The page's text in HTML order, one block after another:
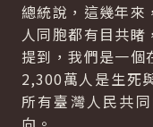
總統說，這幾年來
人同胞都有目共睹
提到，我們是一個
2,300萬人是生死
所有臺灣人民共